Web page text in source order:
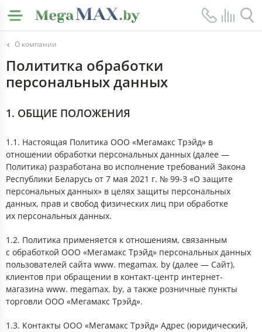
О компании
Полититка обработки
персональных данных
1. ОБЩИЕ ПОЛОЖЕНИЯ
1.1. Настоящая Политика ООО «Мегамакс Трэйд» в
отношении обработки персональных данных (далее —
Политика) разработана во исполнение требований Закона
Республики Беларусь от 7 мая 2021 г. № 99-З «О защите
персональных данных» в целях защиты персональных
данных, прав и свобод физических лиц при обработке
их персональных данных.
1.2. Политика применяется к отношениям, связанным
с обработкой ООО «Мегамакс Трэйд» персональных данных
пользователей сайта www. megamax. by (далее — Сайт),
клиентов при обращении в контакт-центр интернет-
магазина www. megamax. by, а также розничные пункты
торговли ООО «Мегамакс Трэйд».
1.3. Контакты ООО «Мегамакс Трэйд» Адрес (юридический,